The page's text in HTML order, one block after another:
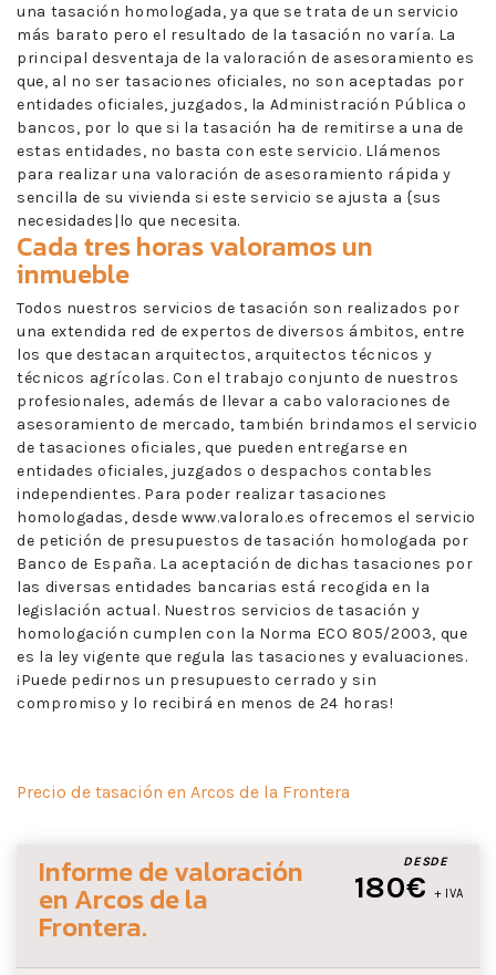
una tasación homologada, ya que se trata de un servicio
más barato pero el resultado de la tasación no varía. La
principal desventaja de la valoración de asesoramiento es
que, al no ser tasaciones oficiales, no son aceptadas por
entidades oficiales, juzgados, la Administración Pública o
bancos, por lo que si la tasación ha de remitirse a una de
estas entidades, no basta con este servicio. Llámenos
para realizar una valoración de asesoramiento rápida y
sencilla de su vivienda si este servicio se ajusta a {sus
necesidades|lo que necesita.
Cada tres horas valoramos un
inmueble
Todos nuestros servicios de tasación son realizados por
una extendida red de expertos de diversos ámbitos, entre
los que destacan arquitectos, arquitectos técnicos y
técnicos agrícolas. Con el trabajo conjunto de nuestros
profesionales, además de llevar a cabo valoraciones de
asesoramiento de mercado, también brindamos el servicio
de tasaciones oficiales, que pueden entregarse en
entidades oficiales, juzgados o despachos contables
independientes. Para poder realizar tasaciones
homologadas, desde www.valoralo.es ofrecemos el servicio
de petición de presupuestos de tasación homologada por
Banco de España. La aceptación de dichas tasaciones por
las diversas entidades bancarias está recogida en la
legislación actual. Nuestros servicios de tasación y
homologación cumplen con la Norma ECO 805/2003, que
es la ley vigente que regula las tasaciones y evaluaciones.
¡Puede pedirnos un presupuesto cerrado y sin
compromiso y lo recibirá en menos de 24 horas!
Precio de tasación en Arcos de la Frontera
DESDE
180€ + IVA
Informe de valoración
en Arcos de la
Frontera.